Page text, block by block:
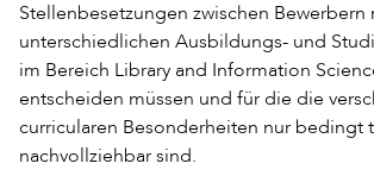
Stellenbesetzungen zwischen Bewerbern
unterschiedlichen Ausbildungs- und
im Bereich Library and Information
entscheiden müssen und für die die
curricularen Besonderheiten nur bedingt
nachvollziehbar sind.